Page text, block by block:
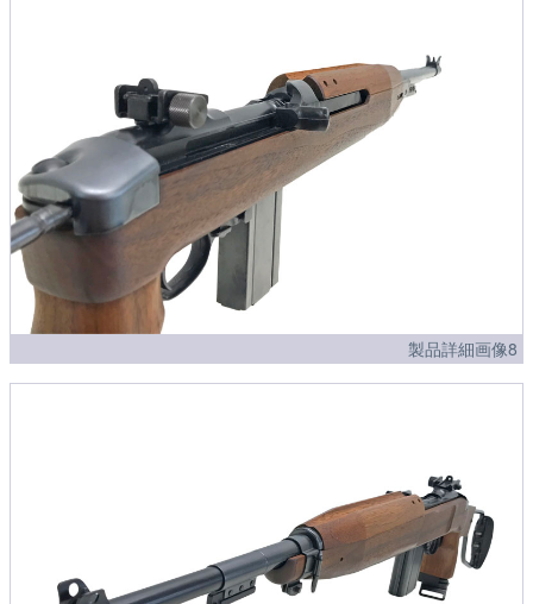
製品詳細画像8